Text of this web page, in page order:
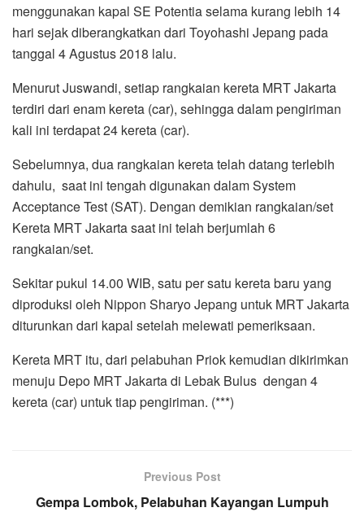
menggunakan kapal SE Potentia selama kurang lebih 14
hari sejak diberangkatkan dari Toyohashi Jepang pada
tanggal 4 Agustus 2018 lalu.
Menurut Juswandi, setiap rangkaian kereta MRT Jakarta
terdiri dari enam kereta (car), sehingga dalam pengiriman
kali ini terdapat 24 kereta (car).
Sebelumnya, dua rangkaian kereta telah datang terlebih
dahulu, saat ini tengah digunakan dalam System
Acceptance Test (SAT). Dengan demikian rangkaian/set
Kereta MRT Jakarta saat ini telah berjumlah 6
rangkaian/set.
Sekitar pukul 14.00 WIB, satu per satu kereta baru yang
diproduksi oleh Nippon Sharyo Jepang untuk MRT Jakarta
diturunkan dari kapal setelah melewati pemeriksaan.
Kereta MRT itu, dari pelabuhan Priok kemudian dikirimkan
menuju Depo MRT Jakarta di Lebak Bulus dengan 4
kereta (car) untuk tiap pengiriman. (***)
Previous Post
Gempa Lombok, Pelabuhan Kayangan Lumpuh